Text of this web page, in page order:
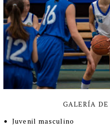
GALERÍA DE
Juvenil masculino